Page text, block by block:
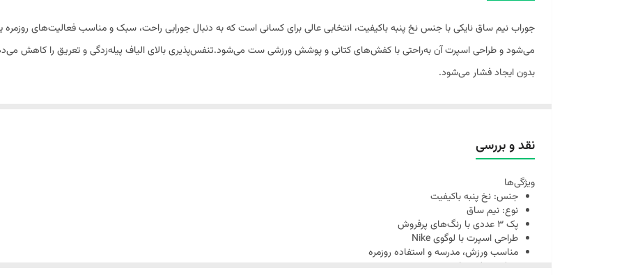
می‌شود و طراحی اسپرت آن به‌راحتی با کفش‌های کتانی و پوشش ورزشی ست می‌شود.تنفس‌پذیری بالای الیاف پیله‌زدگی و تعریق را کاهش
بدون ایجاد فشار می‌شود.
نقد و بررسی
ویژگی‌ها
جنس: نخ پنبه باکیفیت
نوع: نیم‌ ساق
پک ۳ عددی با رنگ‌های پرفروش
طراحی اسپرت با لوگوی Nike
مناسب ورزش، مدرسه و استفاده روزمره
سبک، خنک و راحت